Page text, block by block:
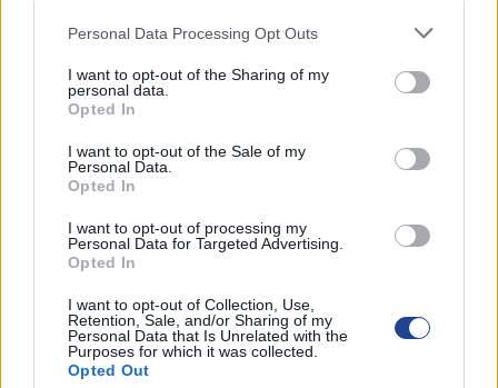
Personal Data Processing Opt Outs
I want to opt-out of the Sharing of my
personal data.
Opted In
I want to opt-out of the Sale of my
Personal Data.
Opted In
I want to opt-out of processing my
Personal Data for Targeted Advertising.
Opted In
I want to opt-out of Collection, Use,
Retention, Sale, and/or Sharing of my
Personal Data that Is Unrelated with the
Purposes for which it was collected.
Opted Out
πρέπει για οικογένειες που δεν πληρώνουν φόρο
λόγω χαμηλών μισθών να δίδεται επίδομα
€200για
κάθε παιδί και φοιτητή ως επίσης επίδομα
€1000 για ένα τέκνο, €1500 για δύο τέκνα, €2000 για
τρία τέκνα λόγο του ότι τα έξοδα μιας πενταμελούς
οικογένειας με φοιτητή είναι πολύ περισσότερα σε
κάθε σύζυγο/συμβίο για κάθε φοιτητή (εώς και 23
ταυτόχρονα.
Για τις δόσεις εξυπηρετούμενου δανείου αγοράς